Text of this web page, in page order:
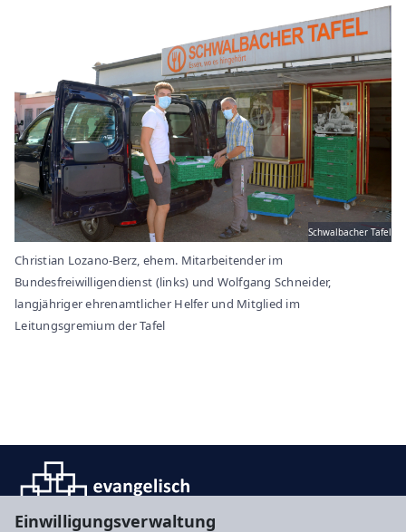
Einwilligungsverwaltung
Schwalbacher Tafel
Christian Lozano-Berz, ehem. Mitarbeitender im
Bundesfreiwilligendienst (links) und Wolfgang Schneider,
langjähriger ehrenamtlicher Helfer und Mitglied im
Leitungsgremium der Tafel